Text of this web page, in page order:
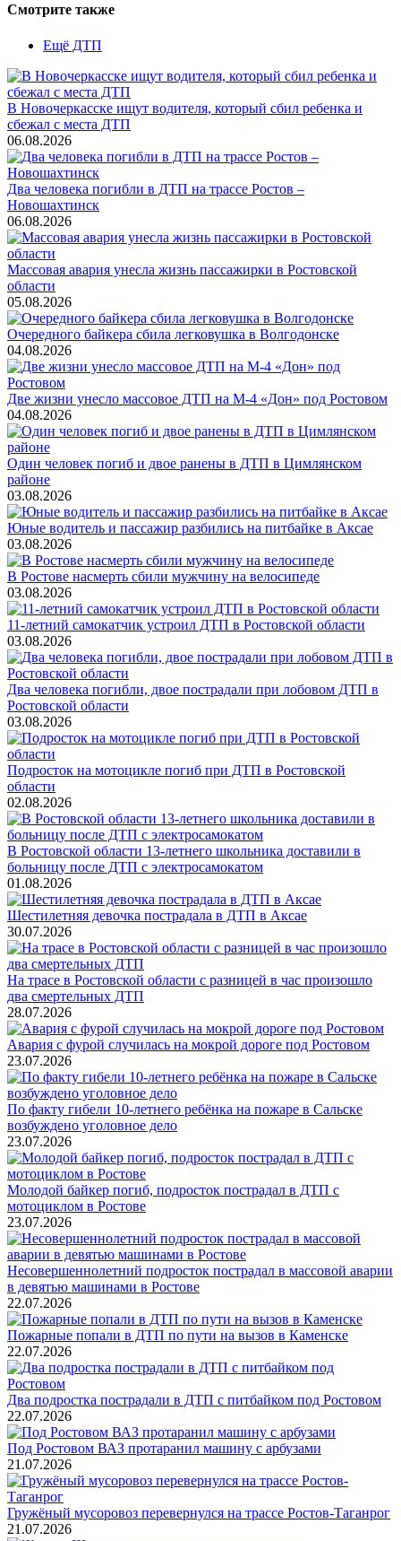
Смотрите также
Ещё ДТП
В Новочеркасске ищут водителя, который сбил ребенка и
сбежал с места ДТП
06.08.2026
Два человека погибли в ДТП на трассе Ростов –
Новошахтинск
06.08.2026
Массовая авария унесла жизнь пассажирки в Ростовской
области
05.08.2026
Очередного байкера сбила легковушка в Волгодонске
04.08.2026
Две жизни унесло массовое ДТП на М-4 «Дон» под Ростовом
04.08.2026
Один человек погиб и двое ранены в ДТП в Цимлянском
районе
03.08.2026
Юные водитель и пассажир разбились на питбайке в Аксае
03.08.2026
В Ростове насмерть сбили мужчину на велосипеде
03.08.2026
11-летний самокатчик устроил ДТП в Ростовской области
03.08.2026
Два человека погибли, двое пострадали при лобовом ДТП в
Ростовской области
03.08.2026
Подросток на мотоцикле погиб при ДТП в Ростовской
области
02.08.2026
В Ростовской области 13-летнего школьника доставили в
больницу после ДТП с электросамокатом
01.08.2026
Шестилетняя девочка пострадала в ДТП в Аксае
30.07.2026
На трасе в Ростовской области с разницей в час произошло
два смертельных ДТП
28.07.2026
Авария с фурой случилась на мокрой дороге под Ростовом
23.07.2026
По факту гибели 10-летнего ребёнка на пожаре в Сальске
возбуждено уголовное дело
23.07.2026
Молодой байкер погиб, подросток пострадал в ДТП с
мотоциклом в Ростове
23.07.2026
Несовершеннолетний подросток пострадал в массовой аварии
в девятью машинами в Ростове
22.07.2026
Пожарные попали в ДТП по пути на вызов в Каменске
22.07.2026
Два подростка пострадали в ДТП с питбайком под Ростовом
22.07.2026
Под Ростовом ВАЗ протаранил машину с арбузами
21.07.2026
Гружёный мусоровоз перевернулся на трассе Ростов-Таганрог
21.07.2026